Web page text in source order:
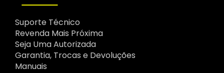
Suporte Técnico
Revenda Mais Próxima
Seja Uma Autorizada
Garantia, Trocas e Devoluções
Manuais